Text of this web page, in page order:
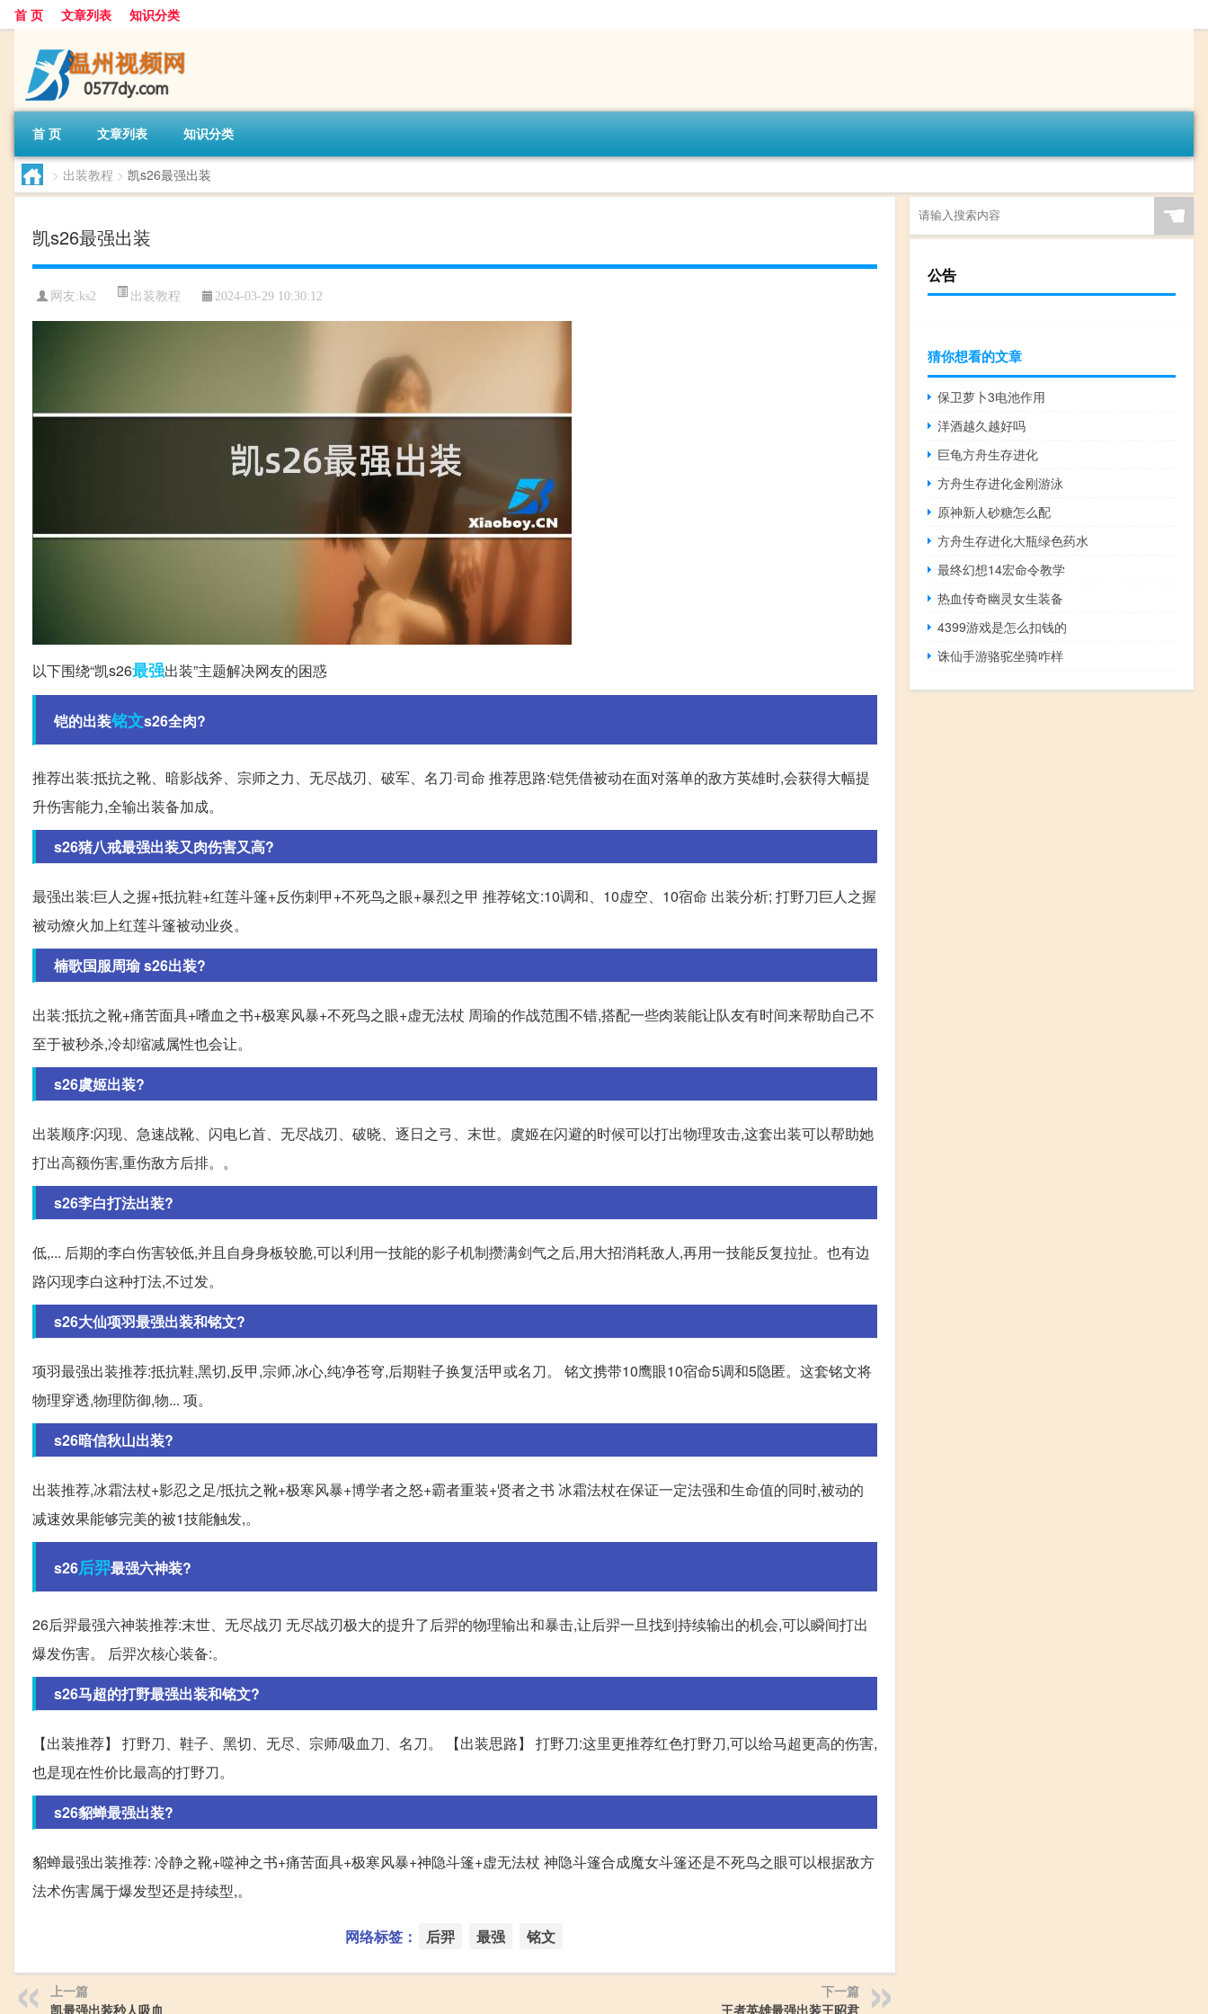
首 页 文章列表 知识分类
首 页 文章列表 知识分类
> 出装教程 > 凯s26最强出装
凯s26最强出装
网友: ks2 出装教程 2024-03-29 10:30:12
以下围绕“凯s26最强出装”主题解决网友的困惑
铠的出装铭文s26全肉?
推荐出装:抵抗之靴、暗影战斧、宗师之力、无尽战刃、破军、名刀·司命 推荐思路:铠凭借被动在面对落单的敌方英雄时,会获得大幅提
升伤害能力,全输出装备加成。
s26猪八戒最强出装又肉伤害又高?
最强出装:巨人之握+抵抗鞋+红莲斗篷+反伤刺甲+不死鸟之眼+暴烈之甲 推荐铭文:10调和、10虚空、10宿命 出装分析; 打野刀巨人之握
被动燎火加上红莲斗篷被动业炎。
楠歌国服周瑜 s26出装?
出装:抵抗之靴+痛苦面具+嗜血之书+极寒风暴+不死鸟之眼+虚无法杖 周瑜的作战范围不错,搭配一些肉装能让队友有时间来帮助自己不
至于被秒杀,冷却缩减属性也会让。
s26虞姬出装?
出装顺序:闪现、急速战靴、闪电匕首、无尽战刃、破晓、逐日之弓、末世。虞姬在闪避的时候可以打出物理攻击,这套出装可以帮助她
打出高额伤害,重伤敌方后排。。
s26李白打法出装?
低,... 后期的李白伤害较低,并且自身身板较脆,可以利用一技能的影子机制攒满剑气之后,用大招消耗敌人,再用一技能反复拉扯。也有边
路闪现李白这种打法,不过发。
s26大仙项羽最强出装和铭文?
项羽最强出装推荐:抵抗鞋,黑切,反甲,宗师,冰心,纯净苍穹,后期鞋子换复活甲或名刀。 铭文携带10鹰眼10宿命5调和5隐匿。这套铭文将
物理穿透,物理防御,物... 项。
s26暗信秋山出装?
出装推荐,冰霜法杖+影忍之足/抵抗之靴+极寒风暴+博学者之怒+霸者重装+贤者之书 冰霜法杖在保证一定法强和生命值的同时,被动的
减速效果能够完美的被1技能触发,。
s26后羿最强六神装?
26后羿最强六神装推荐:末世、无尽战刃 无尽战刃极大的提升了后羿的物理输出和暴击,让后羿一旦找到持续输出的机会,可以瞬间打出
爆发伤害。 后羿次核心装备:。
s26马超的打野最强出装和铭文?
【出装推荐】 打野刀、鞋子、黑切、无尽、宗师/吸血刀、名刀。 【出装思路】 打野刀:这里更推荐红色打野刀,可以给马超更高的伤害,
也是现在性价比最高的打野刀。
s26貂蝉最强出装?
貂蝉最强出装推荐: 冷静之靴+噬神之书+痛苦面具+极寒风暴+神隐斗篷+虚无法杖 神隐斗篷合成魔女斗篷还是不死鸟之眼可以根据敌方
法术伤害属于爆发型还是持续型,。
网络标签： 后羿 最强 铭文
上一篇
凯最强出装秒人吸血
下一篇
王者英雄最强出装王昭君
☚
公告
猜你想看的文章
保卫萝卜3电池作用
洋酒越久越好吗
巨龟方舟生存进化
方舟生存进化金刚游泳
原神新人砂糖怎么配
方舟生存进化大瓶绿色药水
最终幻想14宏命令教学
热血传奇幽灵女生装备
4399游戏是怎么扣钱的
诛仙手游骆驼坐骑咋样